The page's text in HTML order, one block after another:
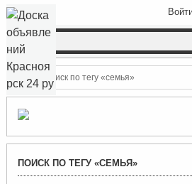
Поиск по тегу «семья»
ПОИСК ПО ТЕГУ «СЕМЬЯ»